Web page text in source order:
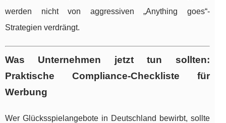
werden nicht von aggressiven „Anything goes“-
Strategien verdrängt.
Was Unternehmen jetzt tun sollten:
Praktische Compliance-Checkliste für
Werbung
Wer Glücksspielangebote in Deutschland bewirbt, sollte